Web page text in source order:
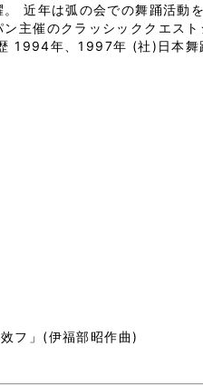
。 近年は弧の会での舞踊活動
ン主催のクラッシッククエス
1994年、1997年 (社)日本舞
效フ」(伊福部昭作曲)